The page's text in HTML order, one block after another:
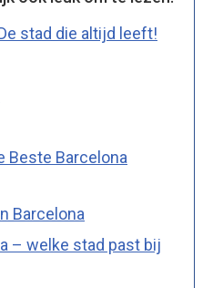
stad die altijd leeft!
Beste Barcelona
Barcelona
– welke stad past bij